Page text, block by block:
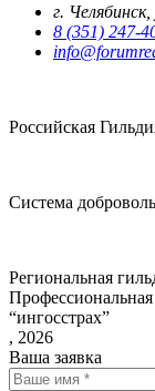
г.
8 (351) 247-
Российская
Система
Региональная
Профессиональная
“ингосстрах”
, 2026
Ваша заявка